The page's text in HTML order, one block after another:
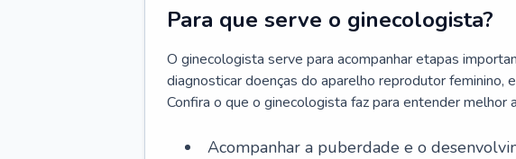
Para que serve o ginecologista?
O ginecologista serve para acompanhar etapas
diagnosticar doenças do aparelho reprodutor feminino,
Confira o que o ginecologista faz para entender melhor
Acompanhar a puberdade e o